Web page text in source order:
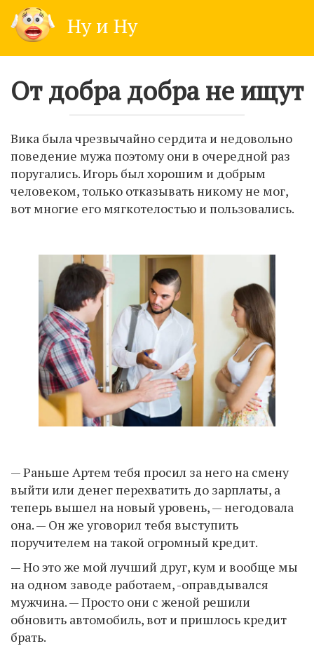
content
Ну и Ну
От добра добра не ищут
Вика была чрезвычайно сердита и недовольно
поведение мужа поэтому они в очередной раз
поругались. Игорь был хорошим и добрым
человеком, только отказывать никому не мог,
вот многие его мягкотелостью и пользовались.
— Раньше Артем тебя просил за него на смену
выйти или денег перехватить до зарплаты, а
теперь вышел на новый уровень, — негодовала
она. — Он же уговорил тебя выступить
поручителем на такой огромный кредит.
— Но это же мой лучший друг, кум и вообще мы
на одном заводе работаем, -оправдывался
мужчина. — Просто они с женой решили
обновить автомобиль, вот и пришлось кредит
брать.